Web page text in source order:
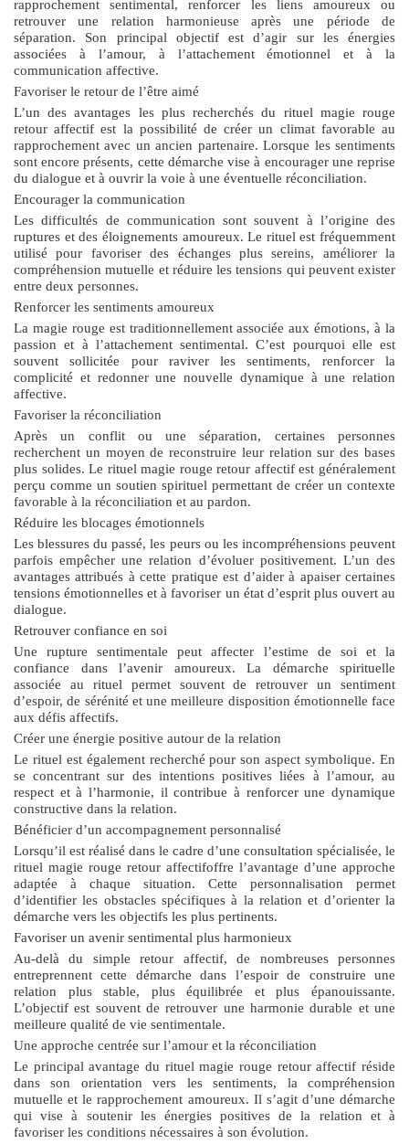
rapprochement sentimental, renforcer les liens amoureux ou
retrouver une relation harmonieuse après une période de
séparation. Son principal objectif est d’agir sur les énergies
associées à l’amour, à l’attachement émotionnel et à la
communication affective.
Favoriser le retour de l’être aimé
L’un des avantages les plus recherchés du rituel magie rouge
retour affectif est la possibilité de créer un climat favorable au
rapprochement avec un ancien partenaire. Lorsque les sentiments
sont encore présents, cette démarche vise à encourager une reprise
du dialogue et à ouvrir la voie à une éventuelle réconciliation.
Encourager la communication
Les difficultés de communication sont souvent à l’origine des
ruptures et des éloignements amoureux. Le rituel est fréquemment
utilisé pour favoriser des échanges plus sereins, améliorer la
compréhension mutuelle et réduire les tensions qui peuvent exister
entre deux personnes.
Renforcer les sentiments amoureux
La magie rouge est traditionnellement associée aux émotions, à la
passion et à l’attachement sentimental. C’est pourquoi elle est
souvent sollicitée pour raviver les sentiments, renforcer la
complicité et redonner une nouvelle dynamique à une relation
affective.
Favoriser la réconciliation
Après un conflit ou une séparation, certaines personnes
recherchent un moyen de reconstruire leur relation sur des bases
plus solides. Le rituel magie rouge retour affectifest généralement
perçu comme un soutien spirituel permettant de créer un contexte
favorable à la réconciliation et au pardon.
Réduire les blocages émotionnels
Les blessures du passé, les peurs ou les incompréhensions peuvent
parfois empêcher une relation d’évoluer positivement. L’un des
avantages attribués à cette pratique est d’aider à apaiser certaines
tensions émotionnelles et à favoriser un état d’esprit plus ouvert au
dialogue.
Retrouver confiance en soi
Une rupture sentimentale peut affecter l’estime de soi et la
confiance dans l’avenir amoureux. La démarche spirituelle
associée au rituel permet souvent de retrouver un sentiment
d’espoir, de sérénité et une meilleure disposition émotionnelle face
aux défis affectifs.
Créer une énergie positive autour de la relation
Le rituel est également recherché pour son aspect symbolique. En
se concentrant sur des intentions positives liées à l’amour, au
respect et à l’harmonie, il contribue à renforcer une dynamique
constructive dans la relation.
Bénéficier d’un accompagnement personnalisé
Lorsqu’il est réalisé dans le cadre d’une consultation spécialisée, le
rituel magie rouge retour affectifoffre l’avantage d’une approche
adaptée à chaque situation. Cette personnalisation permet
d’identifier les obstacles spécifiques à la relation et d’orienter la
démarche vers les objectifs les plus pertinents.
Favoriser un avenir sentimental plus harmonieux
Au-delà du simple retour affectif, de nombreuses personnes
entreprennent cette démarche dans l’espoir de construire une
relation plus stable, plus équilibrée et plus épanouissante.
L’objectif est souvent de retrouver une harmonie durable et une
meilleure qualité de vie sentimentale.
Une approche centrée sur l’amour et la réconciliation
Le principal avantage du rituel magie rouge retour affectif réside
dans son orientation vers les sentiments, la compréhension
mutuelle et le rapprochement amoureux. Il s’agit d’une démarche
qui vise à soutenir les énergies positives de la relation et à
favoriser les conditions nécessaires à son évolution.